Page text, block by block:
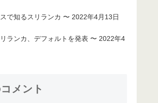
で知るスリランカ 〜 2022年4月13日
リランカ、デフォルトを発表 〜 2022年4
メント